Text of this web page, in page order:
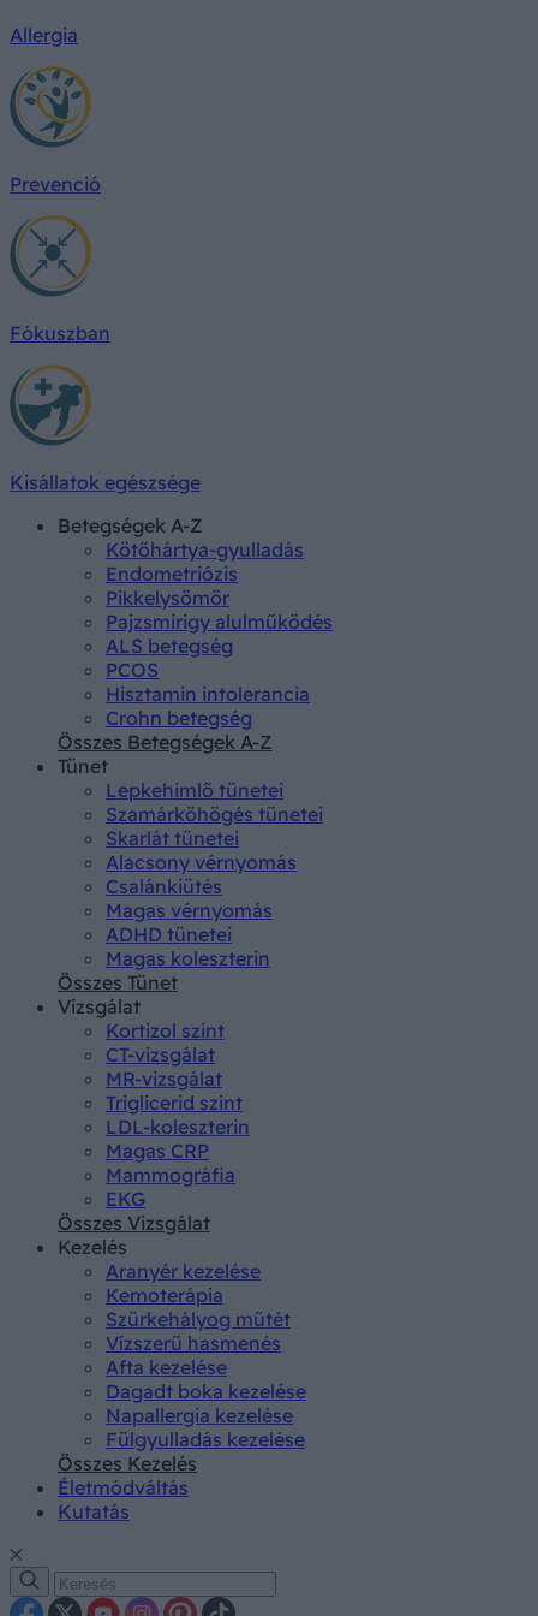
Allergia
Prevenció
Fókuszban
Kisállatok egészsége
Betegségek A-Z
Kötőhártya-gyulladás
Endometriózis
Pikkelysömör
Pajzsmirigy alulműködés
ALS betegség
PCOS
Hisztamin intolerancia
Crohn betegség
Összes Betegségek A-Z
Tünet
Lepkehimlő tünetei
Szamárköhögés tünetei
Skarlát tünetei
Alacsony vérnyomás
Csalánkiütés
Magas vérnyomás
ADHD tünetei
Magas koleszterin
Összes Tünet
Vizsgálat
Kortizol szint
CT-vizsgálat
MR-vizsgálat
Triglicerid szint
LDL-koleszterin
Magas CRP
Mammográfia
EKG
Összes Vizsgálat
Kezelés
Aranyér kezelése
Kemoterápia
Szürkehályog műtét
Vízszerű hasmenés
Afta kezelése
Dagadt boka kezelése
Napallergia kezelése
Fülgyulladás kezelése
Összes Kezelés
Életmódváltás
Kutatás